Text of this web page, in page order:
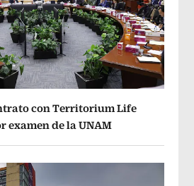
con Territorium Life
examen de la UNAM